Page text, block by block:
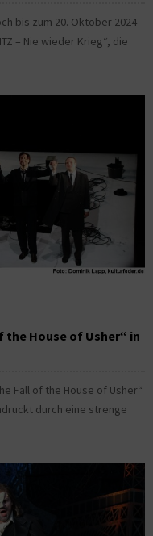
bis zum 20. Oktober 2024
– Nie wieder Krieg“, die
the House of Usher“ in
Fall of the House of Usher“
durch eine strenge